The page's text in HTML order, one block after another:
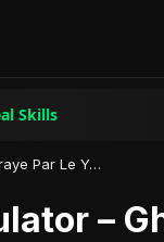
Skills
Rent vs Buy Calculator – Ghar Kiraye Par Le Ya Kharide, Kaunsa Better Hai? | OneHisaab
–